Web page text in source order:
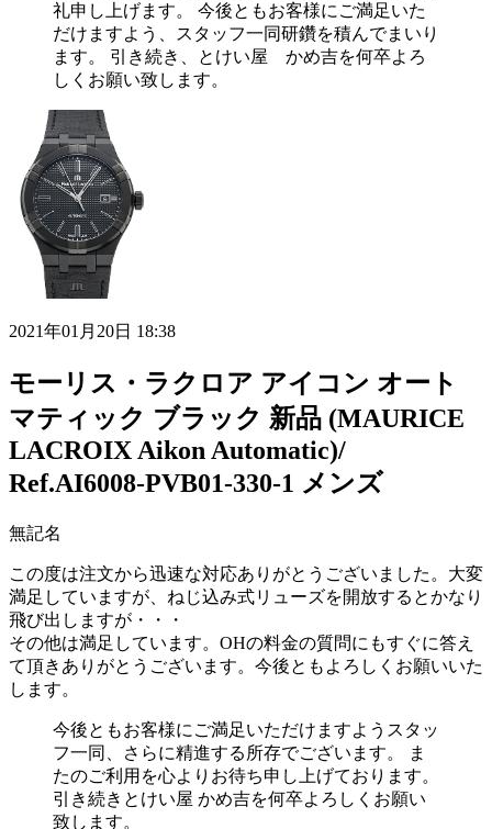
礼申し上げます。 今後ともお客様にご満足いた
だけますよう、スタッフ一同研鑽を積んでまいり
ます。 引き続き、とけい屋 かめ吉を何卒よろ
しくお願い致します。
2021年01月20日 18:38
モーリス・ラクロア アイコン オート
マティック ブラック 新品 (MAURICE
LACROIX Aikon Automatic)/
Ref.AI6008-PVB01-330-1 メンズ
無記名
この度は注文から迅速な対応ありがとうございました。大変
満足していますが、ねじ込み式リューズを開放するとかなり
飛び出しますが・・・
その他は満足しています。OHの料金の質問にもすぐに答え
て頂きありがとうございます。今後ともよろしくお願いいた
します。
今後ともお客様にご満足いただけますようスタッ
フ一同、さらに精進する所存でございます。 ま
たのご利用を心よりお待ち申し上げております。
引き続きとけい屋 かめ吉を何卒よろしくお願い
致します。